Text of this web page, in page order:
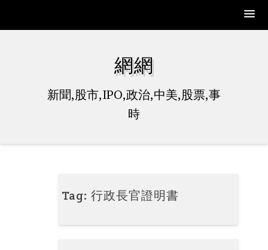
網網
新聞,股市,IPO,政治,中美,股票,事
時
Tag:行政長官證明書